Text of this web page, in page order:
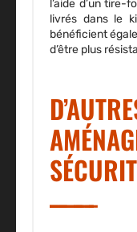
l’aide d’un
livrés dans le
bénéficient
d’être plus